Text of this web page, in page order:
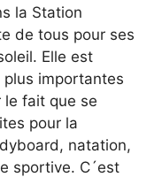
la Station
de tous pour ses
Elle est
plus importantes
le fait que se
pour la
natation,
sportive. C´est